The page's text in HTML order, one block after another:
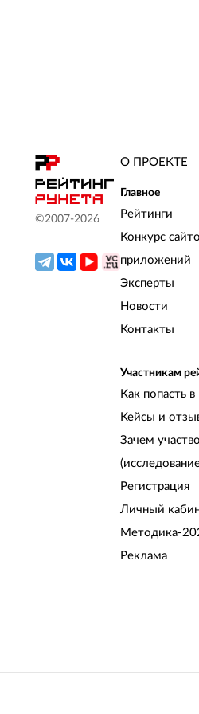
©2007-2026
О ПРОЕКТЕ
Главное
Рейтинги
Конкурс
приложений
Эксперты
Новости
Контакты
Участникам
Как попасть в
Кейсы и
Зачем
Регистрация
Личный
Методика-
Реклама